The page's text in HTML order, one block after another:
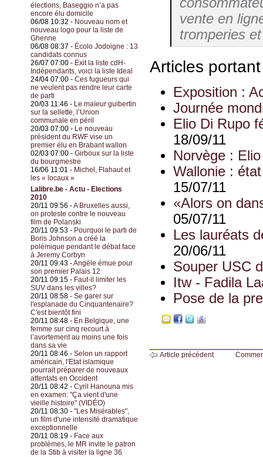
élections, Baseggio n’a pas
encore élu domicile
06/08 10:32 - Nouveau nom et
nouveau logo pour la liste de
Ghenne
06/08 08:37 - Écolo Jodoigne : 13
candidats connus
26/07 07:00 - Exit la liste cdH-
Indépendants, voici la liste Ideal
24/04 07:00 - Ces fugueurs qui
ne veulent pas rendre leur carte
de parti
20/03 11:46 - Le maïeur guibertin
sur la sellette, l’Union
communale en péril
20/03 07:00 - Le nouveau
président du RWF vise un
premier élu en Brabant wallon
02/03 07:00 - Girboux sur la liste
du bourgmestre
16/06 11:01 - Michel, Flahaut et
les « locaux »
Lalibre.be - Actu - Elections
2010
20/11 09:56 -A Bruxelles aussi,
on proteste contre le nouveau
film de Polanski
20/11 09:53 - Pourquoi le parti de
Boris Johnson a créé la
polémique pendant le débat face
à Jeremy Corbyn
20/11 09:43 -Angèle émue pour
son premier Palais 12
20/11 09:15 - Faut-il limiter les
SUV dans les villes?
20/11 08:58 - Se garer sur
l'esplanade du Cinquantenaire?
C'est bientôt fini
20/11 08:48 - En Belgique, une
femme sur cinq recourt à
l’avortement au moins une fois
dans sa vie
20/11 08:46 - Selon un rapport
américain, l'Etat islamique
pourrait préparer de nouveaux
attentats en Occident
20/11 08:42 - Cyril Hanouna mis
en examen: "Ça vient d'une
vieille histoire" (VIDÉO)
20/11 08:30 - "Les Misérables",
un film d'une intensité dramatique
exceptionnelle
20/11 08:19 - Face aux
problèmes, le MR invite le patron
de la Stib à visiter la ligne 36
vente en
tromperies
Articles
Exposition :
Journée
Elio Di Rupo
18/09/11
Norvège :
Wallonie :
15/07/11
«Alors on
05/07/11
Les lauréats
20/06/11
Souper USC
Itw - Fadila
Pose de la
Article précédent